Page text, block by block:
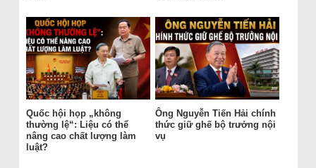
Quốc hội họp „không
thường lệ“: Liệu có thể
nâng cao chất lượng làm
luật?
Ông Nguyễn Tiến Hải chính
thức giữ ghế bộ trưởng nội
vụ